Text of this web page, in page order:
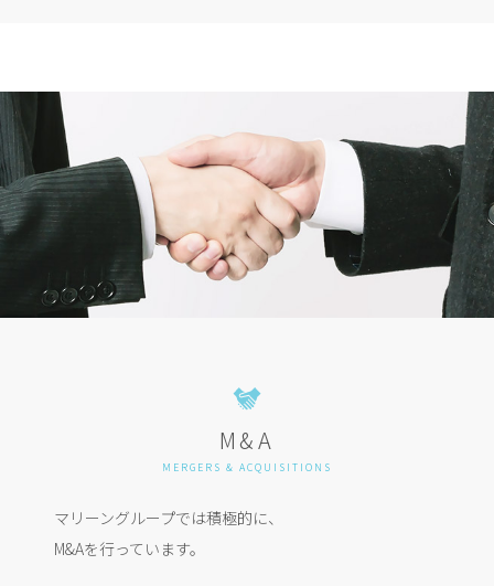
M&A
MERGERS & ACQUISITIONS
マリーングループでは積極的に、
M&Aを行っています。